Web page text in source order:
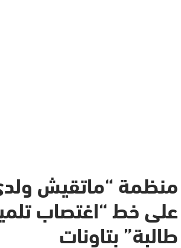
منظمة “ماتقيش
على خط “اغتصاب
طالبة” بتاونات